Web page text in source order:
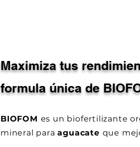
Maximiza tus
formula única de
BIOFOM es un biofertilizante
mineral paraaguacate que